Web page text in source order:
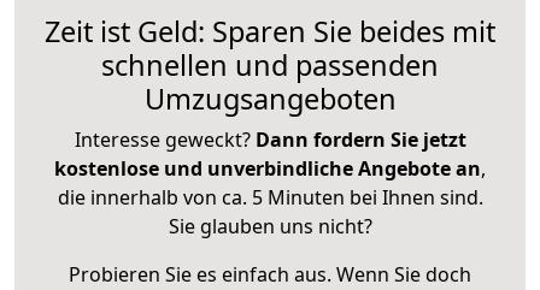
Zeit ist Geld: Sparen Sie beides mit
schnellen und passenden
Umzugsangeboten
Interesse geweckt? Dann fordern Sie jetzt
kostenlose und unverbindliche Angebote an,
die innerhalb von ca. 5 Minuten bei Ihnen sind.
Sie glauben uns nicht?
Probieren Sie es einfach aus. Wenn Sie doch